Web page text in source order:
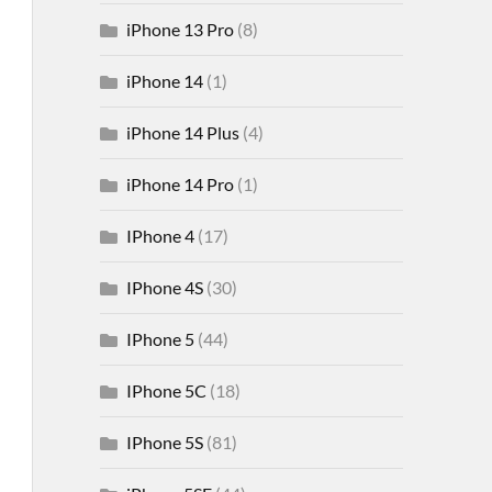
iPhone 13 Pro(8)
iPhone 14(1)
iPhone 14 Plus(4)
iPhone 14 Pro(1)
IPhone 4(17)
IPhone 4S(30)
IPhone 5(44)
IPhone 5C (18)
IPhone 5S(81)